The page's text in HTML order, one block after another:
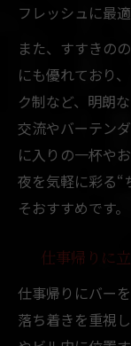
フレッシュに最適
また、すすきの
にも優れており
ク制など、明朗
交流やバーテン
に入りの一杯や
夜を気軽に彩る“
そおすすめです。
仕事帰りに
仕事帰りにバー
落ち着きを重視